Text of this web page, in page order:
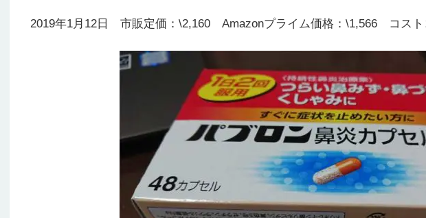
2019年1月12日 市販定価：\2,160 Amazonプライム価格：\1,566 コスト